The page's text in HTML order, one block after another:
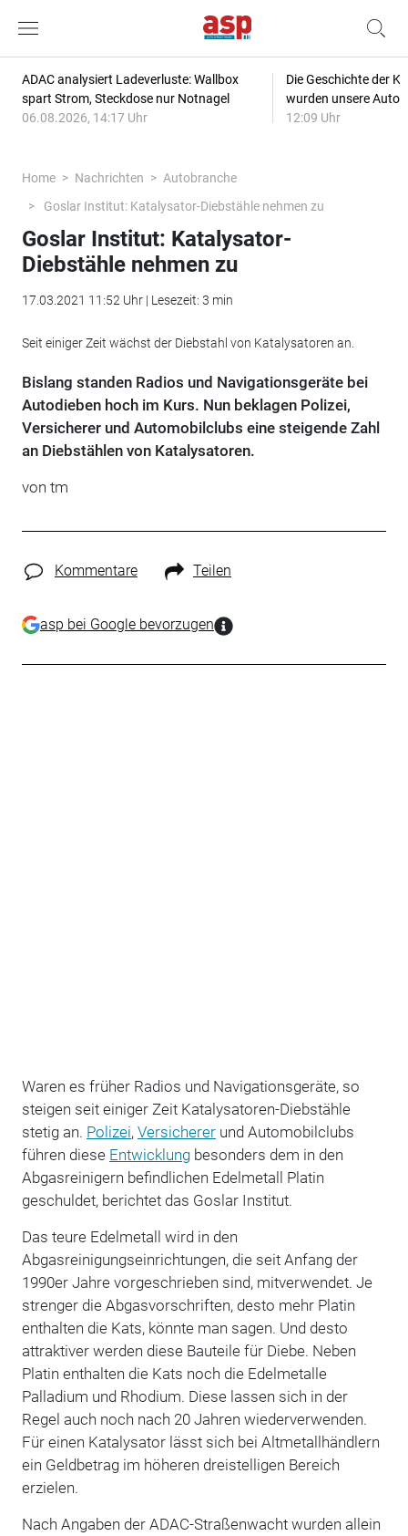
ADAC analysiert Ladeverluste: Wallbox
spart Strom, Steckdose nur Notnagel
06.08.2026, 14:17 Uhr
Die Geschichte der
wurden unsere
12:09 Uhr
Home Nachrichten
Autobranche
Goslar Institut: Katalysator-Diebstähle nehmen zu
Goslar Institut: Katalysator-
Diebstähle nehmen zu
17.03.2021 11:52 Uhr | Lesezeit: 3 min
Seit einiger Zeit wächst der Diebstahl von Katalysatoren an.
Bislang standen Radios und Navigationsgeräte bei
Autodieben hoch im Kurs. Nun beklagen Polizei,
Versicherer und Automobilclubs eine steigende Zahl
an Diebstählen von Katalysatoren.
von tm
Kommentare Teilen
asp bei Google bevorzugen
Waren es früher Radios und Navigationsgeräte, so
steigen seit einiger Zeit Katalysatoren-Diebstähle
stetig an. Polizei, Versichererund Automobilclubs
führen diese Entwicklungbesonders dem in den
Abgasreinigern befindlichen Edelmetall Platin
geschuldet, berichtet das Goslar Institut.
Das teure Edelmetall wird in den
Abgasreinigungseinrichtungen, die seit Anfang der
1990er Jahre vorgeschrieben sind, mitverwendet. Je
strenger die Abgasvorschriften, desto mehr Platin
enthalten die Kats, könnte man sagen. Und desto
attraktiver werden diese Bauteile für Diebe. Neben
Platin enthalten die Kats noch die Edelmetalle
Palladium und Rhodium. Diese lassen sich in der
Regel auch noch nach 20 Jahren wiederverwenden.
Für einen Katalysator lässt sich bei Altmetallhändlern
ein Geldbetrag im höheren dreistelligen Bereich
erzielen.
Nach Angaben der ADAC-Straßenwacht wurden allein